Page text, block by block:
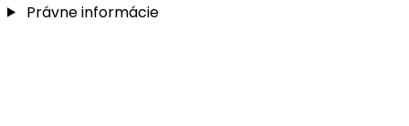
Právne informácie